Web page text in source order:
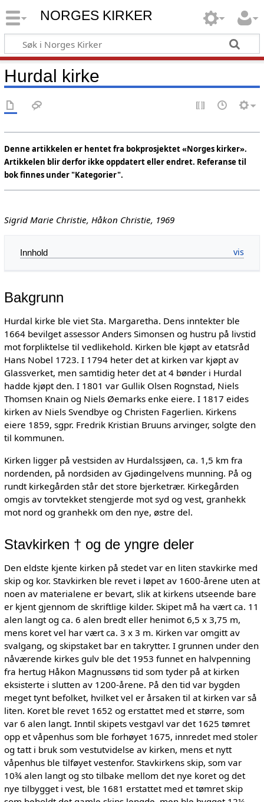
NORGES KIRKER
Hurdal kirke
Denne artikkelen er hentet fra bokprosjektet «Norges kirker».
Artikkelen blir derfor ikke oppdatert eller endret. Referanse til
bok finnes under "Kategorier".
Sigrid Marie Christie, Håkon Christie, 1969
Innhold
Bakgrunn
Hurdal kirke ble viet Sta. Margaretha. Dens inntekter ble
1664 bevilget assessor Anders Simonsen og hustru på livstid
mot forpliktelse til vedlikehold. Kirken ble kjøpt av etatsråd
Hans Nobel 1723. I 1794 heter det at kirken var kjøpt av
Glassverket, men samtidig heter det at 4 bønder i Hurdal
hadde kjøpt den. I 1801 var Gullik Olsen Rognstad, Niels
Thomsen Knain og Niels Øemarks enke eiere. I 1817 eides
kirken av Niels Svendbye og Christen Fagerlien. Kirkens
eiere 1859, sgpr. Fredrik Kristian Bruuns arvinger, solgte den
til kommunen.
Kirken ligger på vestsiden av Hurdalssjøen, ca. 1,5 km fra
nordenden, på nordsiden av Gjødingelvens munning. På og
rundt kirkegården står det store bjerketrær. Kirkegården
omgis av torvtekket stengjerde mot syd og vest, granhekk
mot nord og granhekk om den nye, østre del.
Stavkirken † og de yngre deler
Den eldste kjente kirken på stedet var en liten stavkirke med
skip og kor. Stavkirken ble revet i løpet av 1600-årene uten at
noen av materialene er bevart, slik at kirkens utseende bare
er kjent gjennom de skriftlige kilder. Skipet må ha vært ca. 11
alen langt og ca. 6 alen bredt eller henimot 6,5 x 3,75 m,
mens koret vel har vært ca. 3 x 3 m. Kirken var omgitt av
svalgang, og skipstaket bar en takrytter. I grunnen under den
nåværende kirkes gulv ble det 1953 funnet en halvpenning
fra hertug Håkon Magnussøns tid som tyder på at kirken
eksisterte i slutten av 1200-årene. På den tid var bygden
meget tynt befolket, hvilket vel er årsaken til at kirken var så
liten. Koret ble revet 1652 og erstattet med et større, som
var 6 alen langt. Inntil skipets vestgavl var det 1625 tømret
opp et våpenhus som ble forhøyet 1675, innredet med stoler
og tatt i bruk som vestutvidelse av kirken, mens et nytt
våpenhus ble tilføyet vestenfor. Stavkirkens skip, som var
10¾ alen langt og sto tilbake mellom det nye koret og det
nye tilbygget i vest, ble 1681 erstattet med et tømret skip